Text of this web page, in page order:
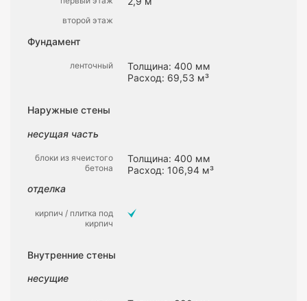
второй этаж
Фундамент
ленточный
Толщина: 400 мм
Расход: 69,53 м³
Наружные стены
несущая часть
блоки из ячеистого
бетона
Толщина: 400 мм
Расход: 106,94 м³
отделка
кирпич / плитка под
кирпич
Внутренние стены
несущие